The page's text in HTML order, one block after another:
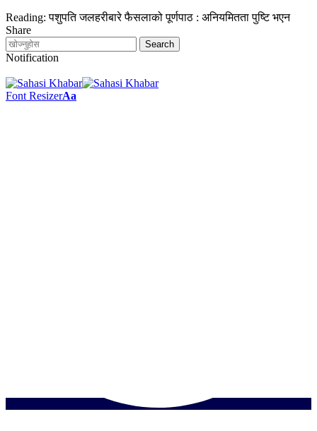
Reading: पशुपति जलहरीबारे फैसलाको पूर्णपाठ : अनियमितता पुष्टि भएन
Share
Notification
Font ResizerAa